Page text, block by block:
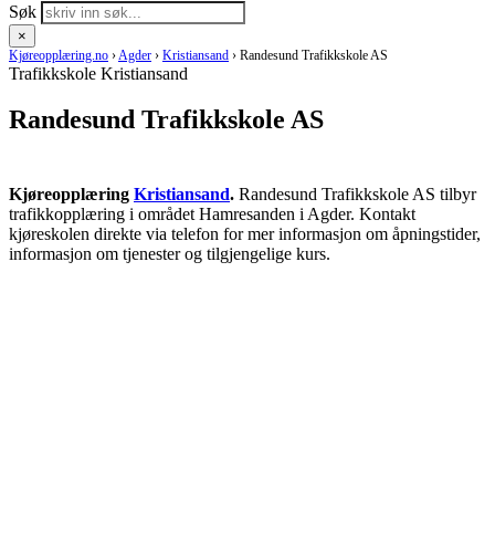
Søk
×
Kjøreopplæring.no › Agder › Kristiansand › Randesund Trafikkskole AS
Trafikkskole Kristiansand
Randesund Trafikkskole AS
Kjøreopplæring Kristiansand. Randesund Trafikkskole AS tilbyr
trafikkopplæring i området Hamresanden i Agder. Kontakt
kjøreskolen direkte via telefon for mer informasjon om åpningstider,
informasjon om tjenester og tilgjengelige kurs.